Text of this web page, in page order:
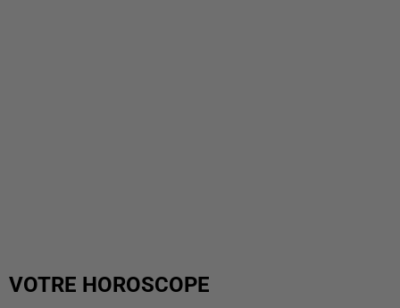
VOTRE HOROSCOPE